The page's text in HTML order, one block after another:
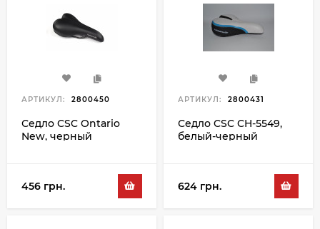
АРТИКУЛ: 2800450
Седло CSC Ontario
New, черный
456 грн.
АРТИКУЛ: 2800431
Седло CSC CH-5549,
белый-черный
624 грн.